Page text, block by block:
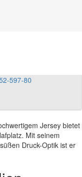
597-80
Jersey bietet
Mit seinem
Druck-Optik ist er